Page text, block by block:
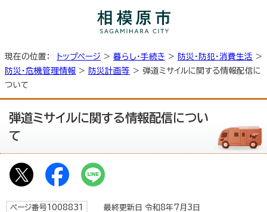
現在の位置： トップページ > 暮らし・手続き > 防災・防犯・消費生活 >
防災・危機管理情報 > 防災計画等 > 弾道ミサイルに関する情報配信に
ついて
弾道ミサイルに関する情報配信につい
て
ページ番号1008831 最終更新日 令和8年7月3日